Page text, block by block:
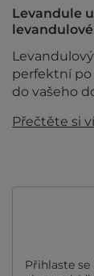
Levandule
perfektní po
do vašeho
Přečtěte si
Přihlaste